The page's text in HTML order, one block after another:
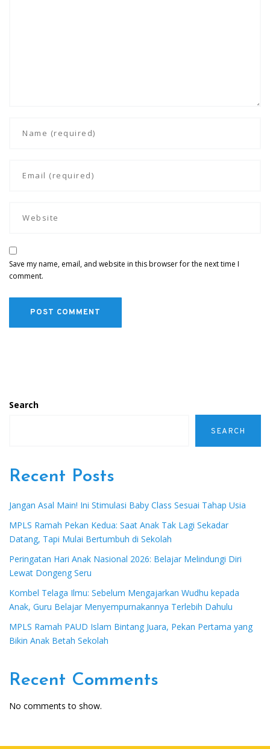
Save my name, email, and website in this browser for the next time I
comment.
Search
SEARCH
Recent Posts
Jangan Asal Main! Ini Stimulasi Baby Class Sesuai Tahap Usia
MPLS Ramah Pekan Kedua: Saat Anak Tak Lagi Sekadar
Datang, Tapi Mulai Bertumbuh di Sekolah
Peringatan Hari Anak Nasional 2026: Belajar Melindungi Diri
Lewat Dongeng Seru
Kombel Telaga Ilmu: Sebelum Mengajarkan Wudhu kepada
Anak, Guru Belajar Menyempurnakannya Terlebih Dahulu
MPLS Ramah PAUD Islam Bintang Juara, Pekan Pertama yang
Bikin Anak Betah Sekolah
Recent Comments
No comments to show.